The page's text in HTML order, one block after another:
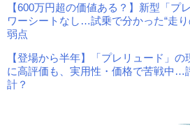
【600万円超の価値ある？】新型「プ
ワーシートなし…試乗で分かった“走
弱点
【登場から半年】「プレリュード」
に高評価も、実用性・価格で苦戦中…
計？